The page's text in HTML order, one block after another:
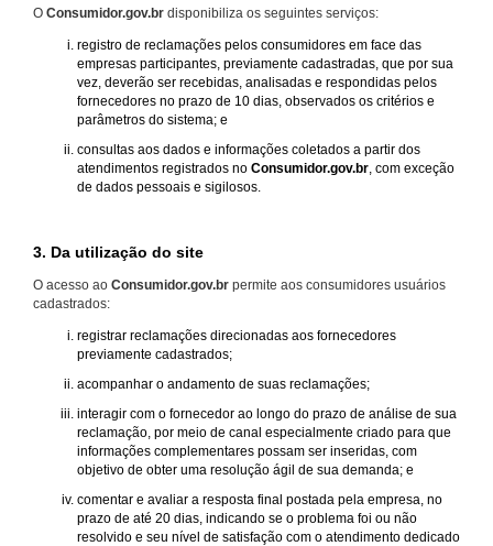
O Consumidor.gov.br disponibiliza os seguintes serviços:
registro de reclamações pelos consumidores em face das
empresas participantes, previamente cadastradas, que por sua
vez, deverão ser recebidas, analisadas e respondidas pelos
fornecedores no prazo de 10 dias, observados os critérios e
parâmetros do sistema; e
consultas aos dados e informações coletados a partir dos
atendimentos registrados no Consumidor.gov.br , com exceção
de dados pessoais e sigilosos.
3. Da utilização do site
O acesso ao Consumidor.gov.br permite aos consumidores usuários
cadastrados:
registrar reclamações direcionadas aos fornecedores
previamente cadastrados;
acompanhar o andamento de suas reclamações;
interagir com o fornecedor ao longo do prazo de análise de sua
reclamação, por meio de canal especialmente criado para que
informações complementares possam ser inseridas, com
objetivo de obter uma resolução ágil de sua demanda; e
comentar e avaliar a resposta final postada pela empresa, no
prazo de até 20 dias, indicando se o problema foi ou não
resolvido e seu nível de satisfação com o atendimento dedicado